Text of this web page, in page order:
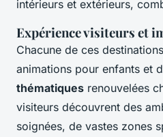
intérieurs et extérieurs,
Expérience visiteurs et
Chacune de ces
animations pour enfants et
thématiques renouvelées
visiteurs découvrent des
soignées, de vastes zones